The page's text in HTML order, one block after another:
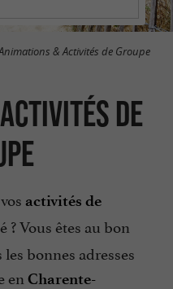
& Activités de Groupe
de
activités de
Vous êtes au bon
bonnes adresses
en Charente-